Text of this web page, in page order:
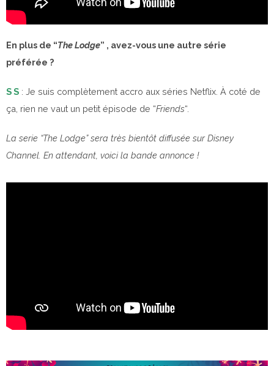
En plus de “The Lodge” , avez-vous une autre série
préférée ?
S S : Je suis complètement accro aux séries Netflix. À coté de
ça, rien ne vaut un petit épisode de “Friends“.
La serie “The Lodge” sera très bientôt diffusée sur Disney
Channel. En attendant, voici la bande annonce !